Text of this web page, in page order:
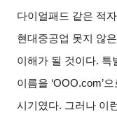
다이얼패드 같은 적
현대중공업 못지 않
이해가 될 것이다. 특
이름을 ‘OOO.com’
시기였다. 그러나 이